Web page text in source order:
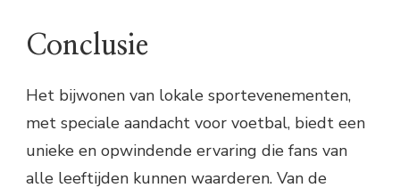
Conclusie
Het bijwonen van lokale sportevenementen,
met speciale aandacht voor voetbal, biedt een
unieke en opwindende ervaring die fans van
alle leeftijden kunnen waarderen. Van de